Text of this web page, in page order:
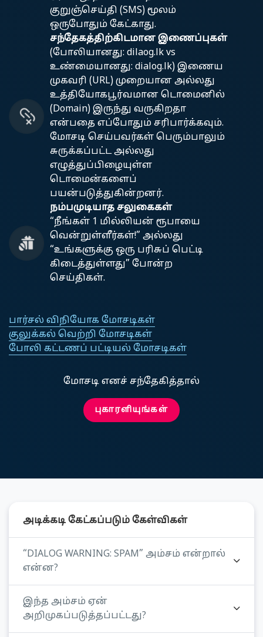
குறுஞ்செய்தி (SMS) மூலம்
ஒருபோதும் கேட்காது.
சந்தேகத்திற்கிடமான இணைப்புகள்
(போலியானது: dilaog.lk vs
உண்மையானது: dialog.lk) இணைய
முகவரி (URL) முறையான அல்லது
உத்தியோகபூர்வமான டொமைனில்
(Domain) இருந்து வருகிறதா
என்பதை எப்போதும் சரிபார்க்கவும்.
மோசடி செய்பவர்கள் பெரும்பாலும்
சுருக்கப்பட்ட அல்லது
எழுத்துப்பிழையுள்ள
டொமைன்களைப்
பயன்படுத்துகின்றனர்.
நம்பமுடியாத சலுகைகள்
“நீங்கள் 1 மில்லியன் ரூபாயை
வென்றுள்ளீர்கள்!” அல்லது
“உங்களுக்கு ஒரு பரிசுப் பெட்டி
கிடைத்துள்ளது” போன்ற
செய்திகள்.
பார்சல் விநியோக மோசடிகள்
குலுக்கல் வெற்றி மோசடிகள்
போலி கட்டணப் பட்டியல் மோசடிகள்
மோசடி எனச் சந்தேகித்தால்
புகாரளியுங்கள்
அடிக்கடி கேட்கப்படும் கேள்விகள்
“DIALOG WARNING: SPAM” அம்சம் என்றால்
என்ன?
இந்த அம்சம் ஏன்
அறிமுகப்படுத்தப்பட்டது?